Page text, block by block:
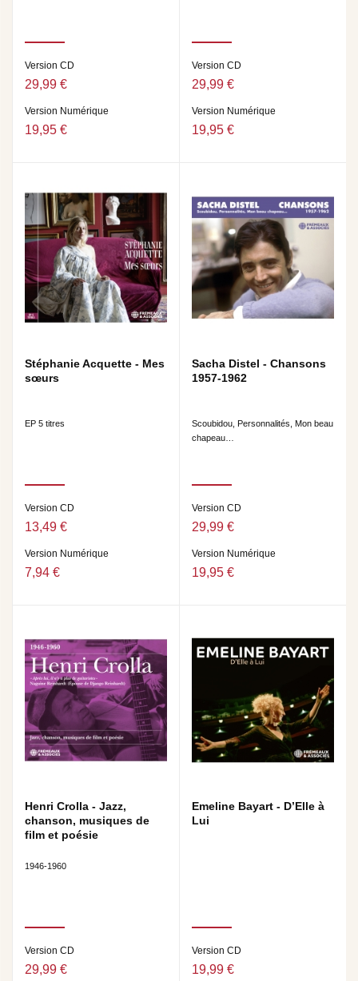
Version CD
29,99 €
Version Numérique
19,95 €
Version CD
29,99 €
Version Numérique
19,95 €
Stéphanie Acquette - Mes
sœurs
EP 5 titres
Version CD
13,49 €
Version Numérique
7,94 €
Sacha Distel - Chansons
1957-1962
Scoubidou, Personnalités, Mon beau
chapeau…
Version CD
29,99 €
Version Numérique
19,95 €
Henri Crolla - Jazz,
chanson, musiques de
film et poésie
1946-1960
Version CD
29,99 €
Emeline Bayart - D’Elle à
Lui
Version CD
19,99 €